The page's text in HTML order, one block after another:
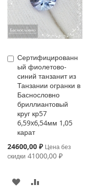
Сертифицированн
ый фиолетово-
синий танзанит из
Танзании огранки в
Баснословно
бриллиантовый
круг кр57
6,59x6,54мм 1,05
карат
Special
24600,00 ₽ Цена без
скидки 41000,00 ₽
Купить
В